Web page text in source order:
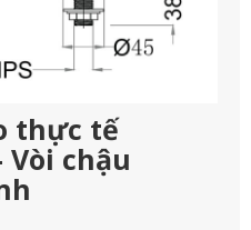
thực tế
Vòi chậu